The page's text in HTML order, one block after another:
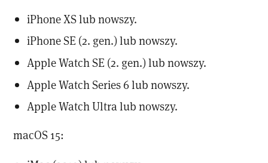
iPhone XS lub nowszy.
iPhone SE (2. gen.) lub nowszy.
Apple Watch SE (2. gen.) lub nowszy.
Apple Watch Series 6 lub nowszy.
Apple Watch Ultra lub nowszy.
macOS 15: